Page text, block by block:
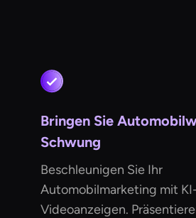
Bringen Sie
Schwung
Beschleunigen Sie Ihr
Automobilmarketing mit
Videoanzeigen.